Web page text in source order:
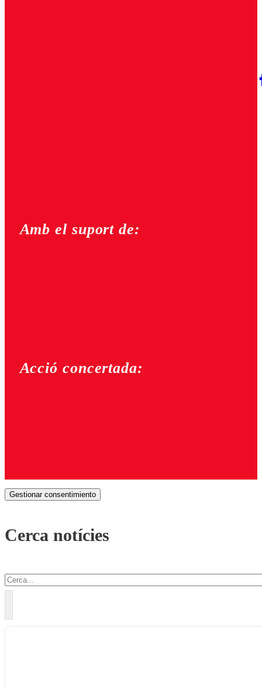
Amb el suport de:
Acció concertada:
Gestionar consentimiento
Cerca notícies
Cercar